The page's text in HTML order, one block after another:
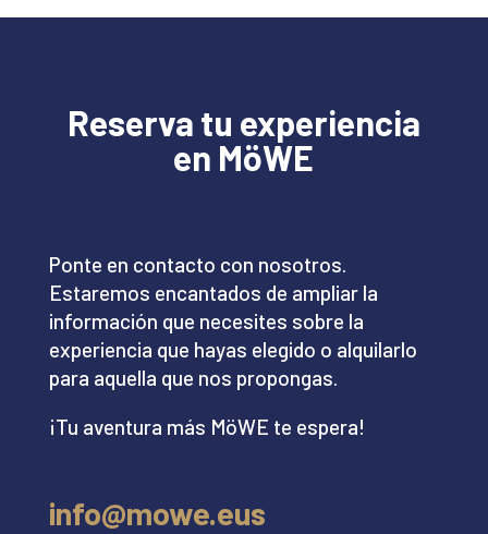
Reserva tu experiencia
en MöWE
Ponte en contacto con nosotros.
Estaremos encantados de ampliar la
información que necesites sobre la
experiencia que hayas elegido o alquilarlo
para aquella que nos propongas.
¡Tu aventura más MöWE te espera!
info@mowe.eus